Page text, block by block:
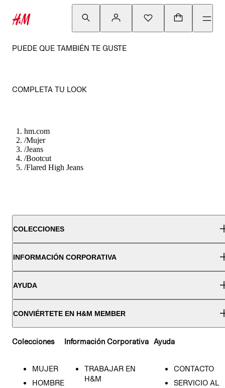
PUEDE QUE TAMBIÉN TE GUSTE
COMPLETA TU LOOK
hm.com
/Mujer
/Jeans
/Bootcut
/Flared High Jeans
COLECCIONES
INFORMACIÓN CORPORATIVA
AYUDA
CONVIÉRTETE EN H&M MEMBER
Colecciones
MUJER
HOMBRE
Información Corporativa
TRABAJAR EN
H&M
Ayuda
CONTACTO
SERVICIO AL